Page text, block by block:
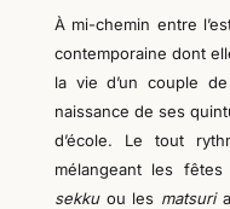
À mi-chemin entre
contemporaine dont
la vie d’un couple de
naissance de ses
d’école. Le tout
mélangeant les
sekku ou les matsuri